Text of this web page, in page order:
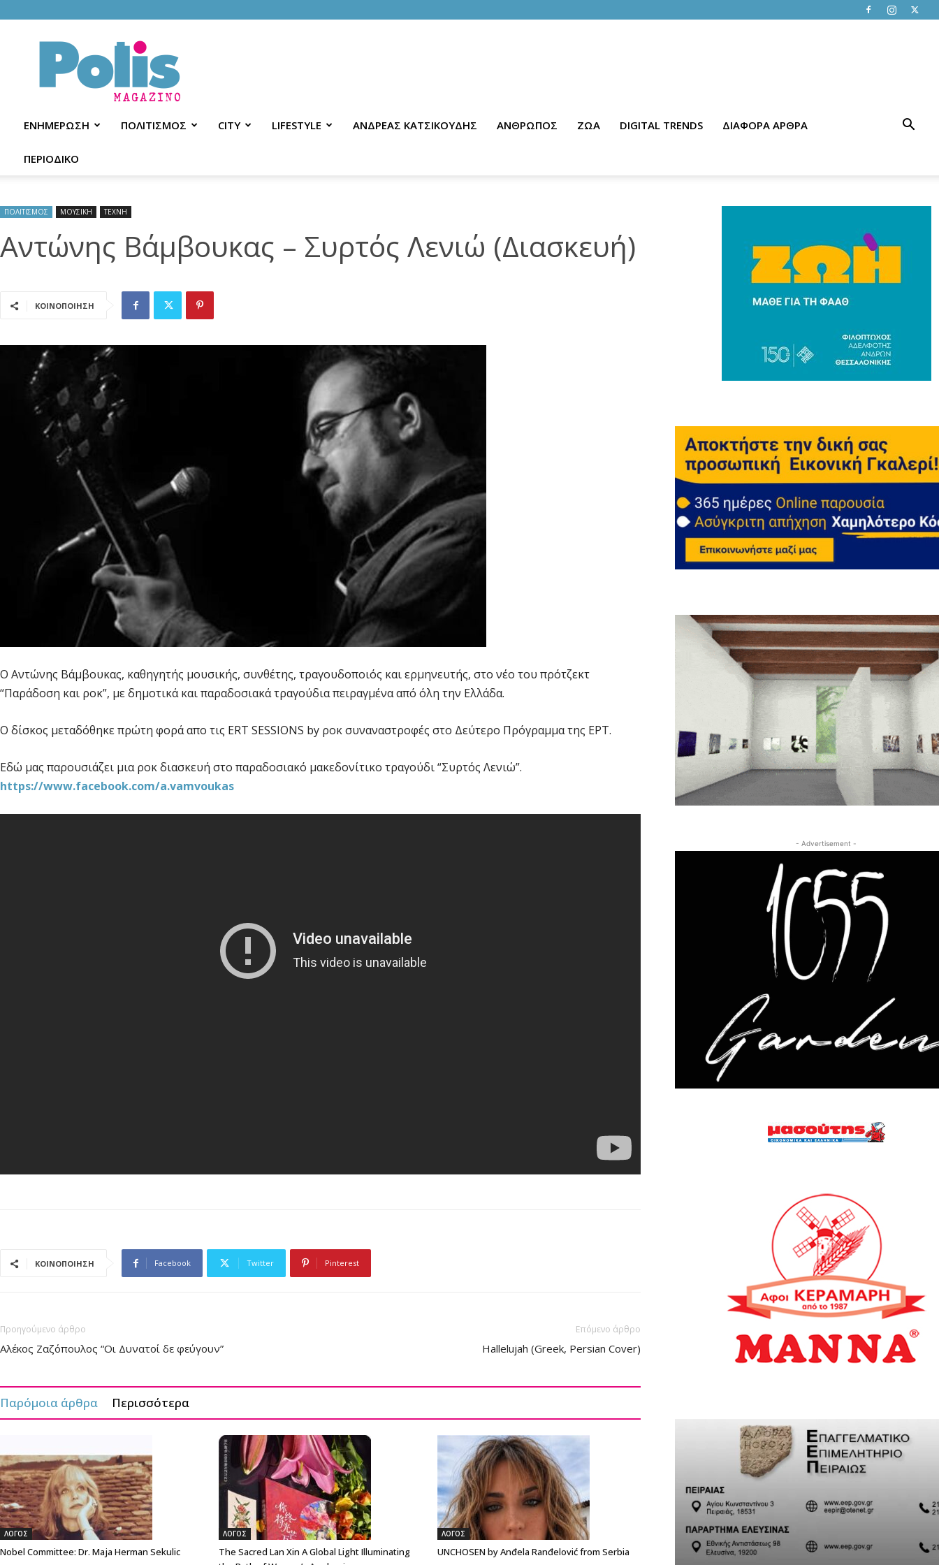
Polis
Magazino
ΕΝΗΜΕΡΩΣΗ ΠΟΛΙΤΙΣΜΟΣ CITY LIFESTYLE ΑΝΔΡΕΑΣ ΚΑΤΣΙΚΟΥΔΗΣ ΑΝΘΡΩΠΟΣ ΖΩΑ DIGITAL TRENDS ΔΙΑΦΟΡΑ ΑΡΘΡΑ
ΠΕΡΙΟΔΙΚΟ
ΠΟΛΙΤΙΣΜΟΣ ΜΟΥΣΙΚΗ ΤΕΧΝΗ
Αντώνης Βάμβουκας – Συρτός Λενιώ (Διασκευή)
ΚΟΙΝΟΠΟΙΗΣΗ
Ο Αντώνης Βάμβουκας, καθηγητής μουσικής, συνθέτης, τραγουδοποιός και ερμηνευτής, στο νέο του πρότζεκτ
“Παράδοση και ροκ”, με δημοτικά και παραδοσιακά τραγούδια πειραγμένα από όλη την Ελλάδα.
Ο δίσκος μεταδόθηκε πρώτη φορά απο τις ERT SESSIONS by ροκ συναναστροφές στο Δεύτερο Πρόγραμμα της ΕΡΤ.
Εδώ μας παρουσιάζει μια ροκ διασκευή στο παραδοσιακό μακεδονίτικο τραγούδι “Συρτός Λενιώ”.
https://www.facebook.com/a.vamvoukas
ΚΟΙΝΟΠΟΙΗΣΗ Facebook Twitter Pinterest
Προηγούμενο άρθρο
Αλέκος Ζαζόπουλος “Οι Δυνατοί δε φεύγουν”
Επόμενο άρθρο
Hallelujah (Greek, Persian Cover)
Παρόμοια άρθρα Περισσότερα
ΛΟΓΟΣ
Nobel Committee: Dr. Maja Herman Sekulic
ΛΟΓΟΣ
The Sacred Lan Xin A Global Light Illuminating
ΛΟΓΟΣ
UNCHOSEN by Anđela Ranđelović from Serbia
- Advertisement -